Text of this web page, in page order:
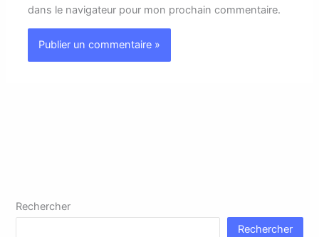
dans le navigateur pour mon prochain commentaire.
Rechercher
Rechercher